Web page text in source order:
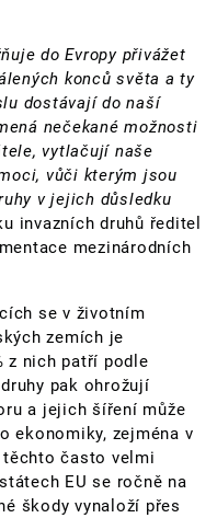
do Evropy přivážet
konců světa a ty
dostávají do naší
nečekané možnosti
vytlačují naše
vůči kterým jsou
v jejich důsledku
invazních druhů ředitel
mezinárodních
se v životním
zemích je
z nich patří podle
pak ohrožují
a jejich šíření může
ekonomiky, zejména v
často velmi
EU se ročně na
škody vynaloží přes